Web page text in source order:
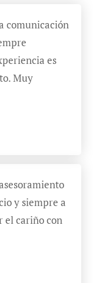
comunicación
es
Muy
y siempre a
el cariño con